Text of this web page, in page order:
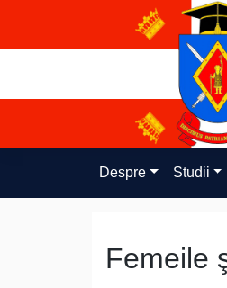
content
Despre Studii
Femeile